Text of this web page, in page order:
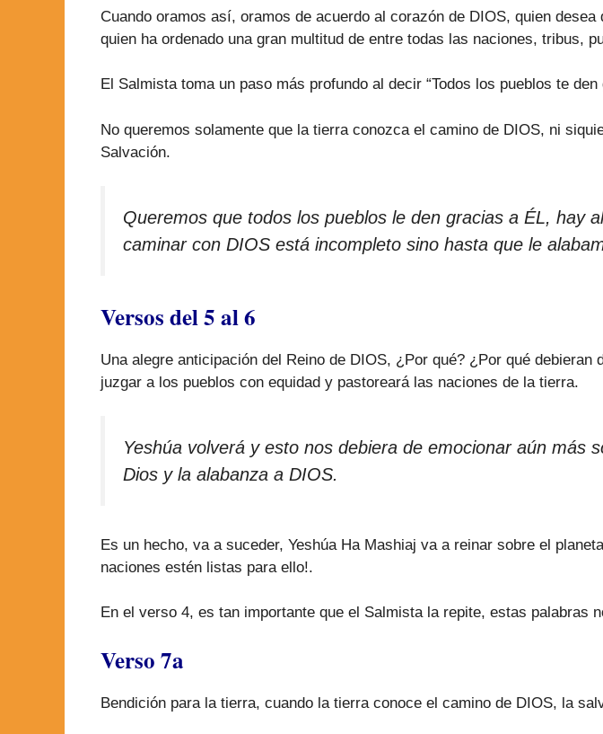
Cuando oramos así, oramos de acuerdo al corazón de DIOS, quien
quien ha ordenado una gran multitud de entre todas las naciones, tribus,
El Salmista toma un paso más profundo al decir “Todos los pueblos te den
No queremos solamente que la tierra conozca el camino de DIOS, ni
Salvación.
Queremos que todos los pueblos le den gracias a ÉL, hay
caminar con DIOS está incompleto sino hasta que le
Versos del 5 al 6
Una alegre anticipación del Reino de DIOS, ¿Por qué? ¿Por qué
juzgar a los pueblos con equidad y pastoreará las naciones de la tierra.
Yeshúa volverá y esto nos debiera de emocionar aún más
Dios y la alabanza a DIOS.
Es un hecho, va a suceder, Yeshúa Ha Mashiaj va a reinar sobre el
naciones estén listas para ello!.
En el verso 4, es tan importante que el Salmista la repite, estas
Verso 7a
Bendición para la tierra, cuando la tierra conoce el camino de DIOS, la